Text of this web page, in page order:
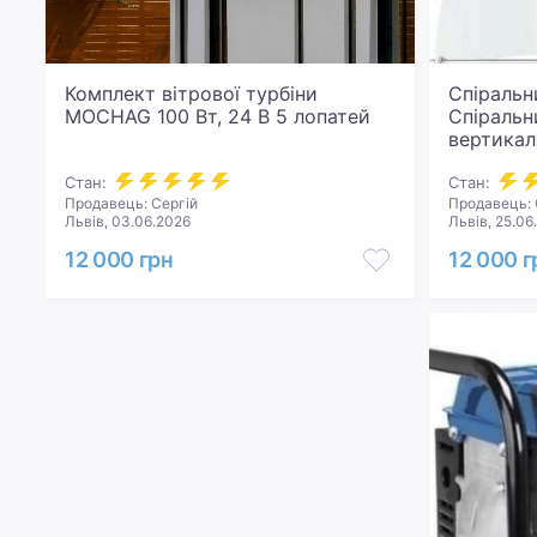
Комплект вітрової турбіни
MOCHAG 100 Вт, 24 В 5 лопатей
Стан:
Продавець: Сергій
Львів, 03.06.2026
12 000 грн
віссю та
Стан:
Продавець:
Львів,
12 000